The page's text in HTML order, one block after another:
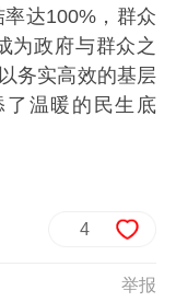
达100%，群众
为政府与群众之
务实高效的基层
温暖的民生底
4
举报